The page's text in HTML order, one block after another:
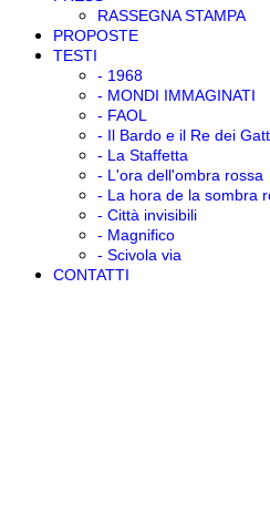
RACCONTI
COLLABORAZIONI
PRESS
RASSEGNA STAMPA
PROPOSTE
- 1968
- MONDI IMMAGINATI
- FAOL
- Il Bardo e il Re dei Gatti
- La Staffetta
- L'ora dell'ombra rossa